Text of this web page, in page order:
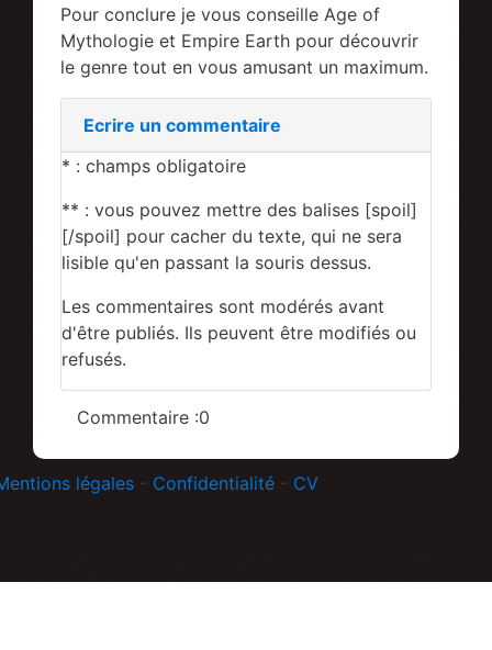
Pour conclure je vous conseille Age of
Mythologie et Empire Earth pour découvrir
le genre tout en vous amusant un maximum.
Ecrire un commentaire
* : champs obligatoire
** : vous pouvez mettre des balises [spoil]
[/spoil] pour cacher du texte, qui ne sera
lisible qu'en passant la souris dessus.
Les commentaires sont modérés avant
d'être publiés. Ils peuvent être modifiés ou
refusés.
Commentaire :0
légales - Confidentialité - CV